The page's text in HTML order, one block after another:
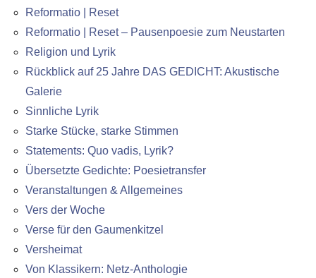
Reformatio | Reset
Reformatio | Reset – Pausenpoesie zum Neustarten
Religion und Lyrik
Rückblick auf 25 Jahre DAS GEDICHT: Akustische
Galerie
Sinnliche Lyrik
Starke Stücke, starke Stimmen
Statements: Quo vadis, Lyrik?
Übersetzte Gedichte: Poesietransfer
Veranstaltungen & Allgemeines
Vers der Woche
Verse für den Gaumenkitzel
Versheimat
Von Klassikern: Netz-Anthologie